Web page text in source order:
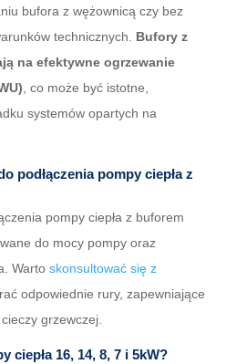
bufora z wężownicą czy bez
technicznych. Bufory z
na efektywne ogrzewanie
, co może być istotne,
systemów opartych na
podłączenia pompy ciepła z
pompy ciepła z buforem
do mocy pompy oraz
Warto skonsultować się z
odpowiednie rury, zapewniające
grzewczej.
ciepła 16, 14, 8, 7 i 5kW?